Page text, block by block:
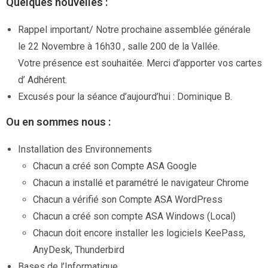
Rappel important/ Notre prochaine assemblée générale
le 22 Novembre à 16h30 , salle 200 de la Vallée.
Votre présence est souhaitée. Merci d’apporter vos cartes
d’ Adhérent.
Excusés pour la séance d’aujourd’hui : Dominique B.
Ou en sommes nous :
Installation des Environnements
Chacun a créé son Compte ASA Google
Chacun a installé et paramétré le navigateur Chrome
Chacun a vérifié son Compte ASA WordPress
Chacun a créé son compte ASA Windows (Local)
Chacun doit encore installer les logiciels KeePass,
AnyDesk, Thunderbird